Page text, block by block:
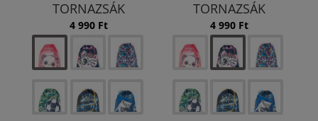
TORNAZSÁK
4 990 Ft
TORNAZSÁK
4 990 Ft